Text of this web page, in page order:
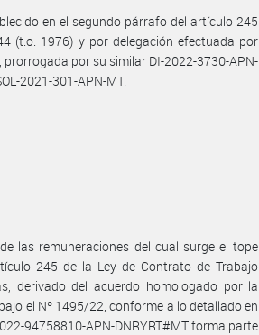
en el segundo párrafo del artículo 245
(t.o. 1976) y por delegación efectuada por
prorrogada por su similar DI-2022-3730-APN-
2021-301-APN-MT.
las remuneraciones del cual surge el tope
245 de la Ley de Contrato de Trabajo
derivado del acuerdo homologado por la
el Nº 1495/22, conforme a lo detallado en
94758810-APN-DNRYRT#MT forma parte